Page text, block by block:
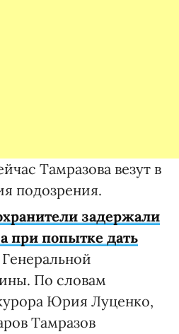
Тамразова везут в
подозрения.
задержали
при попытке дать
По словам
Юрия Луценко,
Тамразов